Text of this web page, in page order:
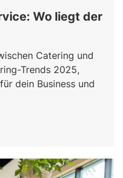
Wo liegt der
Catering und
Trends 2025,
dein Business und